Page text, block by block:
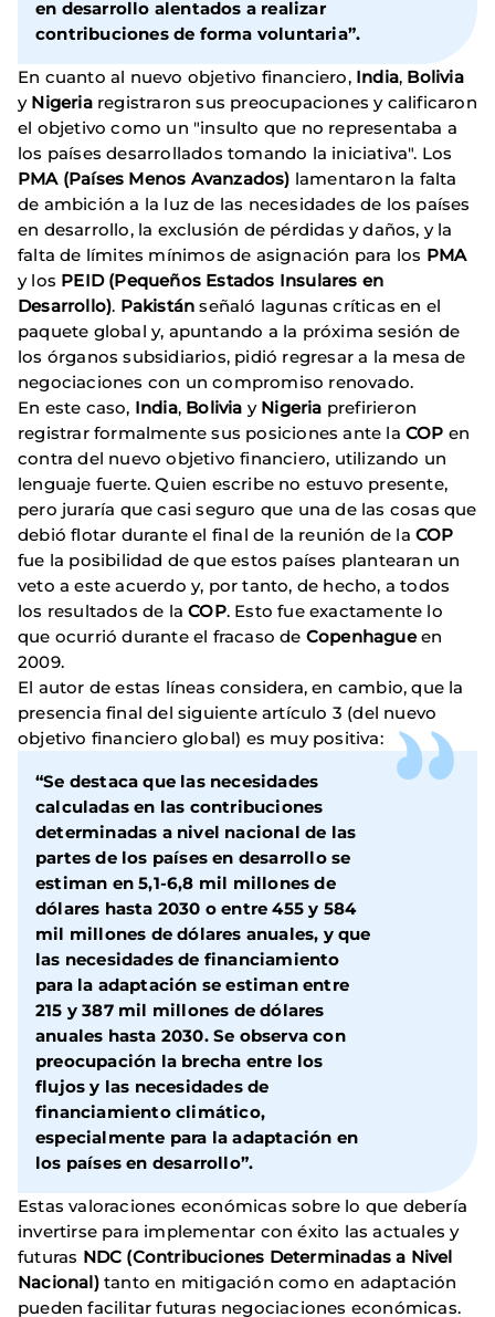
en desarrollo alentados a realizar
contribuciones de forma voluntaria”.
En cuanto al nuevo objetivo financiero, India, Bolivia
y Nigeria registraron sus preocupaciones y calificaron
el objetivo como un "insulto que no representaba a
los países desarrollados tomando la iniciativa". Los
PMA (Países Menos Avanzados) lamentaron la falta
de ambición a la luz de las necesidades de los países
en desarrollo, la exclusión de pérdidas y daños, y la
falta de límites mínimos de asignación para los PMA
y los PEID (Pequeños Estados Insulares en
Desarrollo). Pakistán señaló lagunas críticas en el
paquete global y, apuntando a la próxima sesión de
los órganos subsidiarios, pidió regresar a la mesa de
negociaciones con un compromiso renovado.
En este caso, India, Bolivia y Nigeria prefirieron
registrar formalmente sus posiciones ante laCOP en
contra del nuevo objetivo financiero, utilizando un
lenguaje fuerte. Quien escribe no estuvo presente,
pero juraría que casi seguro que una de las cosas que
debió flotar durante el final de la reunión de laCOP
fue la posibilidad de que estos países plantearan un
veto a este acuerdo y, por tanto, de hecho, a todos
los resultados de laCOP. Esto fue exactamente lo
que ocurrió durante el fracaso de Copenhagueen
2009.
El autor de estas líneas considera, en cambio, que la
presencia final del siguiente artículo 3 (del nuevo
objetivo financiero global) es muy positiva:
“Se destaca que las necesidades
calculadas en las contribuciones
determinadas a nivel nacional de las
partes de los países en desarrollo se
estiman en 5,1-6,8 mil millones de
dólares hasta 2030 o entre 455 y 584
mil millones de dólares anuales, y que
las necesidades de financiamiento
para la adaptación se estiman entre
215 y 387 mil millones de dólares
anuales hasta 2030. Se observa con
preocupación la brecha entre los
flujos y las necesidades de
financiamiento climático,
especialmente para la adaptación en
los países en desarrollo”.
Estas valoraciones económicas sobre lo que debería
invertirse para implementar con éxito las actuales y
futuras NDC (Contribuciones Determinadas a Nivel
Nacional)tanto en mitigación como en adaptación
pueden facilitar futuras negociaciones económicas.